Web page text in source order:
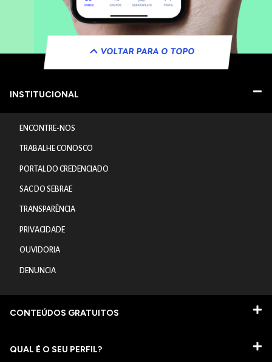
VOLTAR PARA O TOPO
INSTITUCIONAL
ENCONTRE-NOS
TRABALHE CONOSCO
PORTAL DO CREDENCIADO
SAC DO SEBRAE
TRANSPARÊNCIA
PRIVACIDADE
OUVIDORIA
DENUNCIA
CONTEÚDOS GRATUITOS
QUAL É O SEU PERFIL?